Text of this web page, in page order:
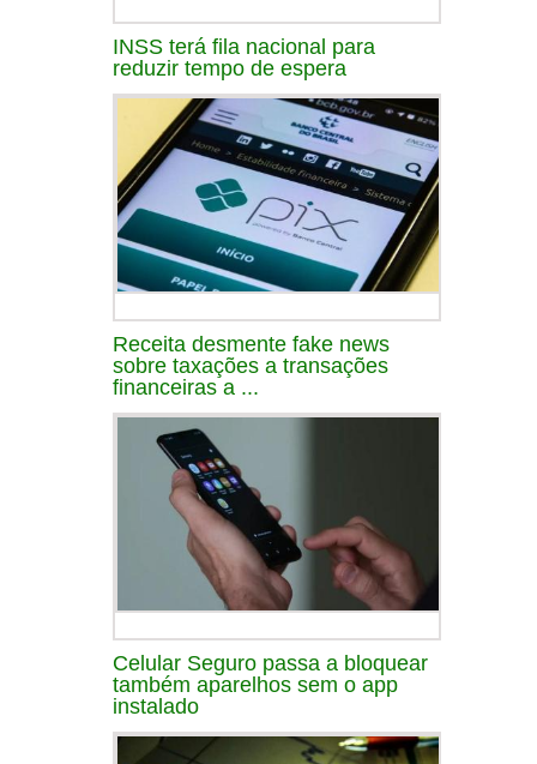
INSS terá fila nacional para
reduzir tempo de espera
Receita desmente fake news
sobre taxações a transações
financeiras a ...
Celular Seguro passa a bloquear
também aparelhos sem o app
instalado